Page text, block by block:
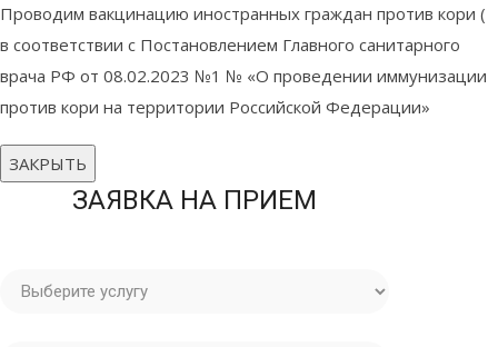
Проводим вакцинацию иностранных граждан против кори (
в соответствии с Постановлением Главного санитарного
врача РФ от 08.02.2023 №1 № «О проведении иммунизации
против кори на территории Российской Федерации»
ЗАКРЫТЬ
ЗАЯВКА НА ПРИЕМ